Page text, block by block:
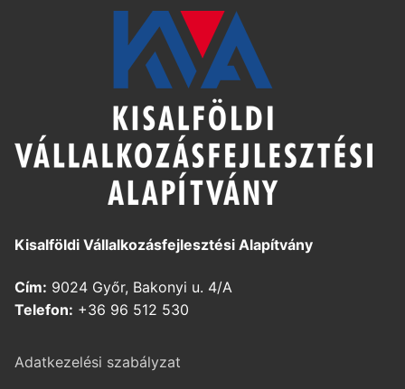
Kisalföldi Vállalkozásfejlesztési Alapítvány
Cím: 9024 Győr, Bakonyi u. 4/A
Telefon: +36 96 512 530
Adatkezelési szabályzat